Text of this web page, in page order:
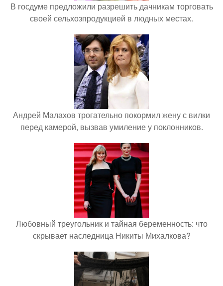
В госдуме предложили разрешить дачникам торговать
своей сельхозпродукцией в людных местах.
Андрей Малахов трогательно покормил жену с вилки
перед камерой, вызвав умиление у поклонников.
Любовный треугольник и тайная беременность: что
скрывает наследница Никиты Михалкова?